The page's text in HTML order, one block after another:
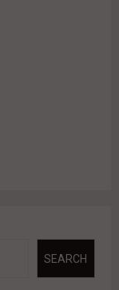
SEARCH